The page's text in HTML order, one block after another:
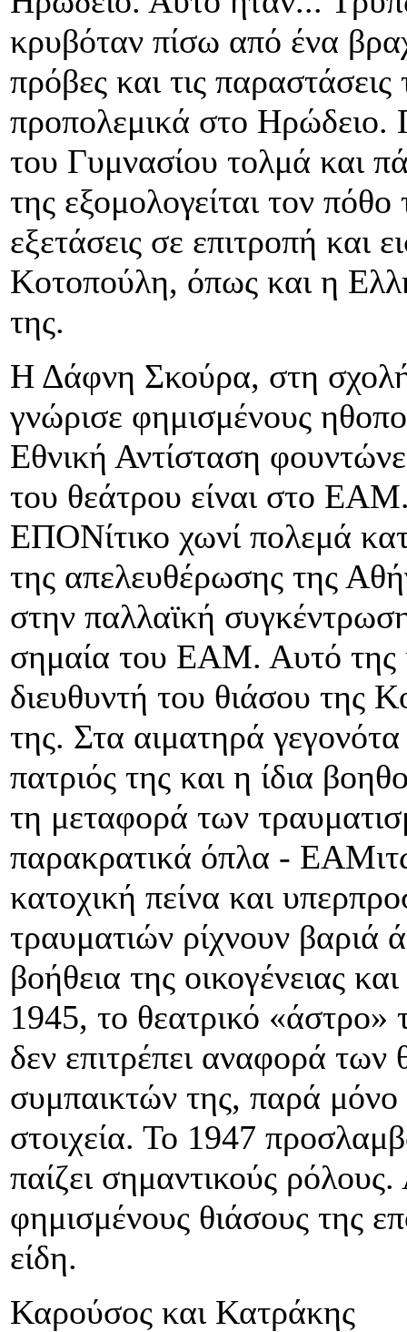
κρυβόταν πίσω από ένα
πρόβες και τις
προπολεμικά στο
του Γυμνασίου τολμά και
της εξομολογείται τον πόθο
εξετάσεις σε επιτροπή και
Κοτοπούλη, όπως και η
της.
Η Δάφνη Σκούρα, στη
γνώρισε φημισμένους
Εθνική Αντίσταση
του θεάτρου είναι στο
ΕΠΟΝίτικο χωνί πολεμά
της απελευθέρωσης της
στην παλλαϊκή
σημαία του ΕΑΜ. Αυτό της
διευθυντή του θιάσου της
της. Στα αιματηρά
πατριός της και η ίδια
τη μεταφορά των
παρακρατικά όπλα -
κατοχική πείνα και
τραυματιών ρίχνουν
βοήθεια της οικογένειας
1945, το θεατρικό «άστρο»
δεν επιτρέπει αναφορά
συμπαικτών της, παρά μόνο
στοιχεία. Το 1947
παίζει σημαντικούς
φημισμένους θιάσους της
είδη.
Καρούσος και Κατράκης